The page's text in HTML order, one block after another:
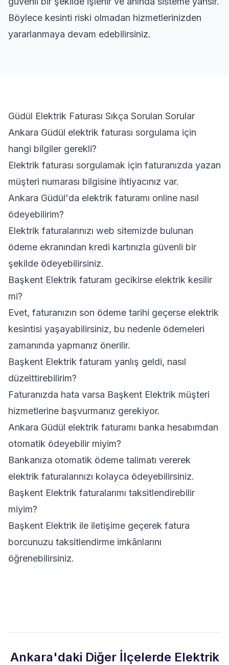
Böylece kesinti riski olmadan hizmetlerinizden
yararlanmaya devam edebilirsiniz.
Güdül Elektrik Faturası Sıkça Sorulan Sorular
Ankara Güdül elektrik faturası sorgulama için
hangi bilgiler gerekli?
Elektrik faturası sorgulamak için faturanızda yazan
müşteri numarası bilgisine ihtiyacınız var.
Ankara Güdül'da elektrik faturamı online nasıl
ödeyebilirim?
Elektrik faturalarınızı web sitemizde bulunan
ödeme ekranından kredi kartınızla güvenli bir
şekilde ödeyebilirsiniz.
Başkent Elektrik faturam gecikirse elektrik kesilir
mi?
Evet, faturanızın son ödeme tarihi geçerse elektrik
kesintisi yaşayabilirsiniz, bu nedenle ödemeleri
zamanında yapmanız önerilir.
Başkent Elektrik faturam yanlış geldi, nasıl
düzelttirebilirim?
Faturanızda hata varsa Başkent Elektrik müşteri
hizmetlerine başvurmanız gerekiyor.
Ankara Güdül elektrik faturamı banka hesabımdan
otomatik ödeyebilir miyim?
Bankanıza otomatik ödeme talimatı vererek
elektrik faturalarınızı kolayca ödeyebilirsiniz.
Başkent Elektrik faturalarımı taksitlendirebilir
miyim?
Başkent Elektrik ile iletişime geçerek fatura
borcunuzu taksitlendirme imkânlarını
öğrenebilirsiniz.
Ankara'daki Diğer İlçelerde Elektrik